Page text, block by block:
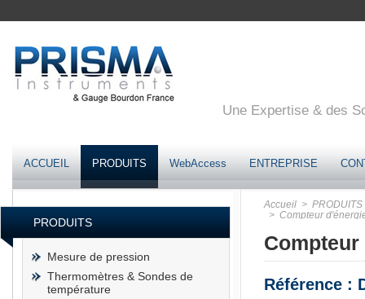
Une Expertise & des
ACCUEIL PRODUITS WebAccess ENTREPRISE
PRODUITS
Mesure de pression
Thermomètres & Sondes de
température
Accueil > PRODUITS
> Compteur
Référence :